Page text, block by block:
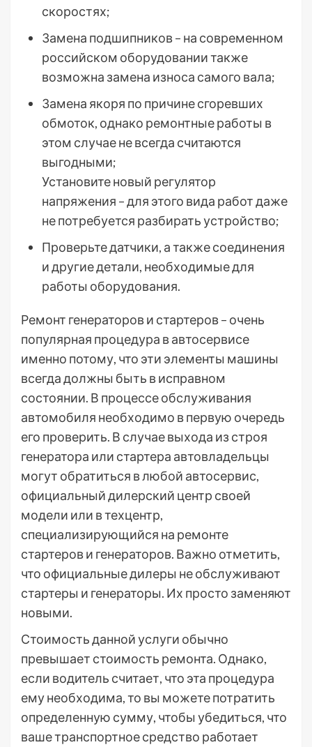
скоростях;
Замена подшипников – на современном
российском оборудовании также
возможна замена износа самого вала;
Замена якоря по причине сгоревших
обмоток, однако ремонтные работы в
этом случае не всегда считаются
выгодными;
Установите новый регулятор
напряжения – для этого вида работ даже
не потребуется разбирать устройство;
Проверьте датчики, а также соединения
и другие детали, необходимые для
работы оборудования.
Ремонт генераторов и стартеров – очень
популярная процедура в автосервисе
именно потому, что эти элементы машины
всегда должны быть в исправном
состоянии. В процессе обслуживания
автомобиля необходимо в первую очередь
его проверить. В случае выхода из строя
генератора или стартера автовладельцы
могут обратиться в любой автосервис,
официальный дилерский центр своей
модели или в техцентр,
специализирующийся на ремонте
стартеров и генераторов. Важно отметить,
что официальные дилеры не обслуживают
стартеры и генераторы. Их просто заменяют
новыми.
Стоимость данной услуги обычно
превышает стоимость ремонта. Однако,
если водитель считает, что эта процедура
ему необходима, то вы можете потратить
определенную сумму, чтобы убедиться, что
ваше транспортное средство работает